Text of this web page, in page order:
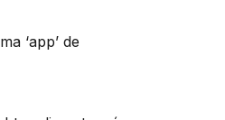
‘app’ de